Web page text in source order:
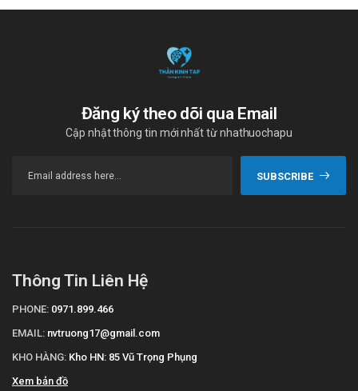
Đăng ký theo dõi qua Email
Cập nhật thông tin mới nhất từ nhathuochapu
SUBSCRIBE
Thông Tin Liên Hệ
PHONE: 0971.899.466
EMAIL: nvtruong17@gmail.com
KHO HÀNG: Kho HN: 85 Vũ Trọng Phụng
Xem bản đồ